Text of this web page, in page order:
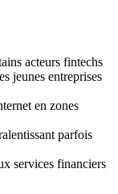
acteurs fintechs
jeunes entreprises
en zones
parfois
services financiers